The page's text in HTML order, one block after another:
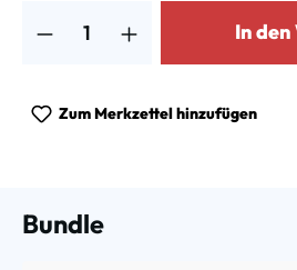
In
Zum Merkzettel hinzufügen
Bundle